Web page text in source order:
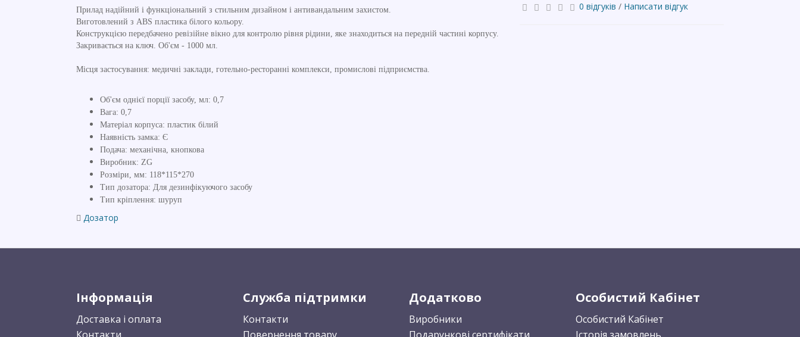
Прилад надійний і функціональний з стильним дизайном і антивандальним захистом.
Виготовлений з ABS пластика білого кольору.
Конструкцією передбачено ревізійне вікно для контролю рівня рідини, яке знаходиться на передній частині корпусу.
Закривається на ключ. Об'єм - 1000 мл.
Місця застосування: медичні заклади, готельно-ресторанні комплекси, промислові підприємства.
Об'єм однієї порції засобу, мл: 0,7
Вага: 0,7
Матеріал корпуса: пластик білий
Наявність замка: Є
Подача: механічна, кнопкова
Виробник: ZG
Розміри, мм: 118*115*270
Тип дозатора: Для дезинфікуючого засобу
Тип кріплення: шуруп
0 відгуків / Написати відгук
Дозатор
Інформація
Доставка і оплата
Служба підтримки
Контакти
Додатково
Виробники
Особистий Кабінет
Особистий Кабінет